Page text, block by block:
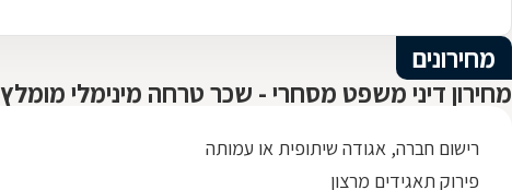
מחירונים
מחירון דיני משפט מסחרי - שכר טרחה מינימלי מומלץ
רישום חברה, אגודה שיתופית או עמותה
פירוק תאגידים מרצון